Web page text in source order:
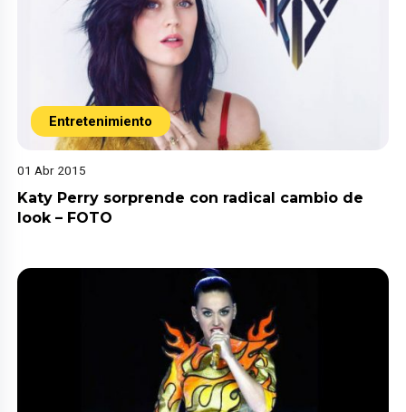
Entretenimiento
01 Abr 2015
Katy Perry sorprende con radical cambio de
look – FOTO